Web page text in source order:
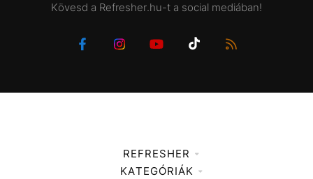
Kövesd a Refresher.hu-t a social mediában!
REFRESHER
Médiaajánlat
KATEGÓRIÁK